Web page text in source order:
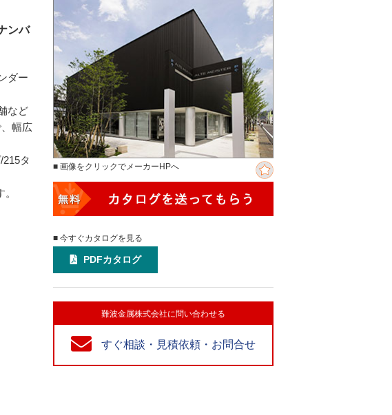
ンバ
ダー
など
幅広
タ
■ 画像をクリックでメーカーHPへ
■ 今すぐカタログを見る
PDFカタログ
難波金属株式会社に問い合わせる
すぐ相談・見積依頼・お問合せ